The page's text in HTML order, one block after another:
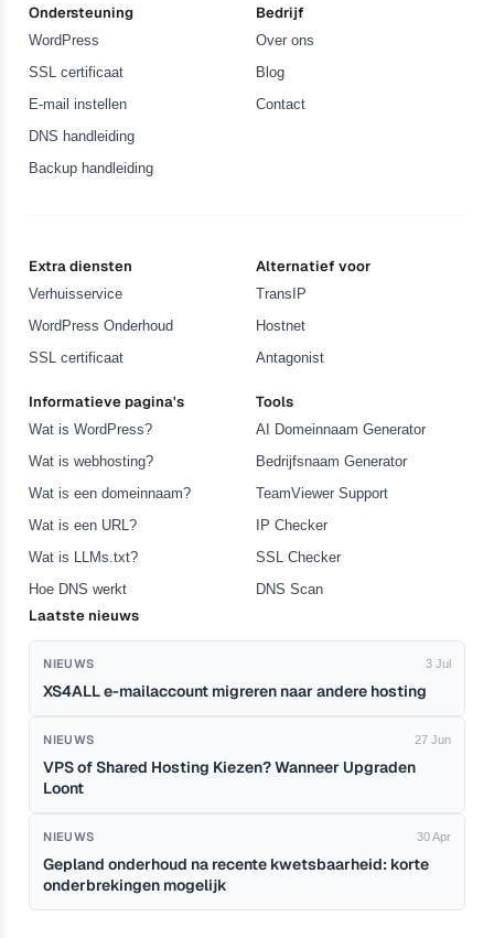
Ondersteuning
WordPress
SSL certificaat
E-mail instellen
DNS handleiding
Backup handleiding
Bedrijf
Over ons
Blog
Contact
Extra diensten
Verhuisservice
WordPress Onderhoud
SSL certificaat
Alternatief voor
TransIP
Hostnet
Antagonist
Informatieve pagina's
Wat is WordPress?
Wat is webhosting?
Wat is een domeinnaam?
Wat is een URL?
Wat is LLMs.txt?
Hoe DNS werkt
Tools
AI Domeinnaam Generator
Bedrijfsnaam Generator
TeamViewer Support
IP Checker
SSL Checker
DNS Scan
Laatste nieuws
NIEUWS 3 Jul
XS4ALL e-mailaccount migreren naar andere hosting
NIEUWS 27 Jun
VPS of Shared Hosting Kiezen? Wanneer Upgraden
Loont
NIEUWS 30 Apr
Gepland onderhoud na recente kwetsbaarheid: korte
onderbrekingen mogelijk